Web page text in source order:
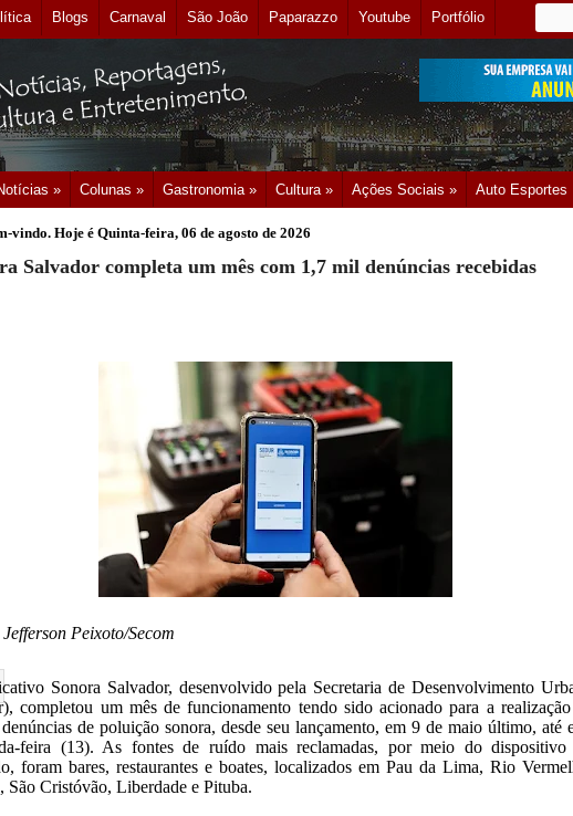
Blogs Carnaval São João Paparazzo Youtube Portfólio
» Colunas » Gastronomia » Cultura » Ações Sociais » Auto Esportes
vindo. Hoje é Quinta-feira, 06 de agosto de 2026
Salvador completa um mês com 1,7 mil denúncias recebidas
Peixoto/Secom
Sonora Salvador, desenvolvido pela Secretaria de Desenvolvimento
completou um mês de funcionamento tendo sido acionado para a
de poluição sonora, desde seu lançamento, em 9 de maio último, até
feira (13). As fontes de ruído mais reclamadas, por meio do
foram bares, restaurantes e boates, localizados em Pau da Lima, Rio
São Cristóvão, Liberdade e Pituba.